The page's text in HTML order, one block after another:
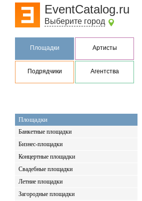
EventCatalog.ru
Выберите город
Площадки Артисты
Подрядчики Агентства
Площадки
Банкетные площадки
Бизнес-площадки
Концертные площадки
Свадебные площадки
Летние площадки
Загородные площадки